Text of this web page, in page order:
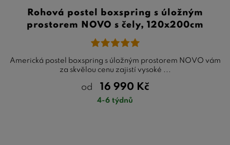
Rohová postel boxspring s úložným
prostorem NOVO s čely, 120x200cm
Americká postel boxspring s úložným prostorem NOVO vám
za skvělou cenu zajistí vysoké ...
od 16 990 Kč
4-6 týdnů